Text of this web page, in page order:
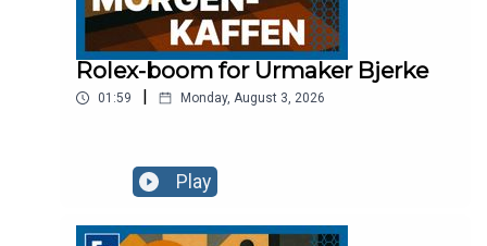
Rolex-boom for Urmaker Bjerke
01:59 Monday, August 3, 2026
Play